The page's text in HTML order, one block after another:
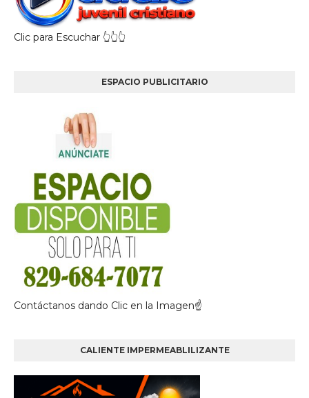
Clic para Escuchar 👆👆👆
ESPACIO PUBLICITARIO
Contáctanos dando Clic en la Imagen☝
CALIENTE IMPERMEABLILIZANTE